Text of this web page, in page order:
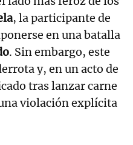
, la participante de
en una batalla
. Sin embargo, este
y, en un acto de
tras lanzar carne
violación explícita